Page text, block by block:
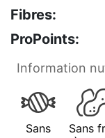
Fibres:
ProPoints:
Information
Sans
Sans